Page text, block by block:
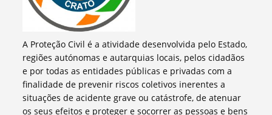
Filtros
A Proteção Civil é a atividade desenvolvida pelo Estado,
regiões autónomas e autarquias locais, pelos cidadãos
e por todas as entidades públicas e privadas com a
finalidade de prevenir riscos coletivos inerentes a
situações de acidente grave ou catástrofe, de atenuar
os seus efeitos e proteger e socorrer as pessoas e bens